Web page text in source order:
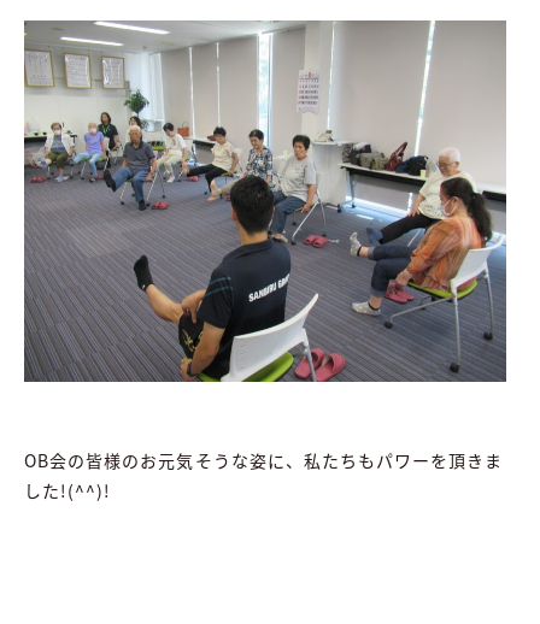
OB会の皆様のお元気そうな姿に、私たちもパワーを頂きま
した!(^^)!